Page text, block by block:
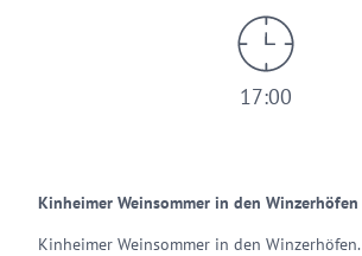
17:00
Kinheimer Weinsommer in den Winzerhöfen
Kinheimer Weinsommer in den Winzerhöfen.